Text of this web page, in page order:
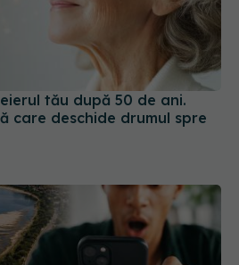
tău după 50 de ani.
care deschide drumul spre